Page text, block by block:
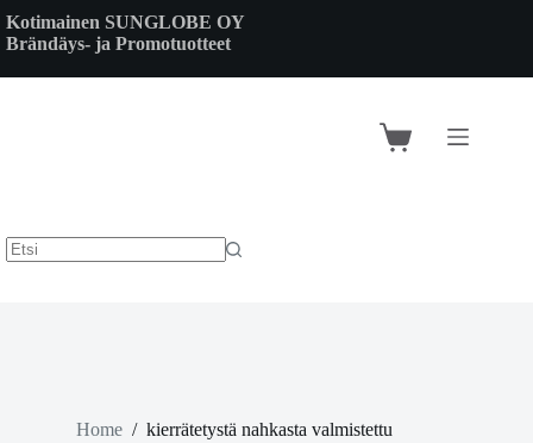
to
content
Kotimainen SUNGLOBE OY
Brändäys- ja Promotuotteet
Shopping
Home / kierrätetystä nahkasta valmistettu